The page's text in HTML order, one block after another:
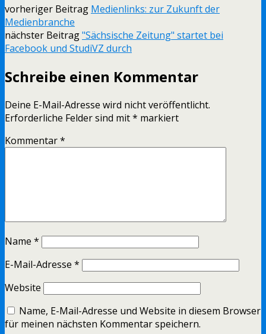
vorheriger Beitrag Medienlinks: zur Zukunft der
Medienbranche
nächster Beitrag"Sächsische Zeitung" startet bei
Facebook und StudiVZ durch
Schreibe einen Kommentar
Deine E-Mail-Adresse wird nicht veröffentlicht.
Erforderliche Felder sind mit* markiert
Kommentar*
Name *
E-Mail-Adresse *
Website
Name, E-Mail-Adresse und Website in diesem Browser
für meinen nächsten Kommentar speichern.